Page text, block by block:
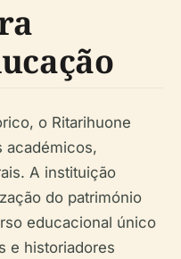
o Ritarihuone
académicos,
A instituição
do património
educacional único
e historiadores